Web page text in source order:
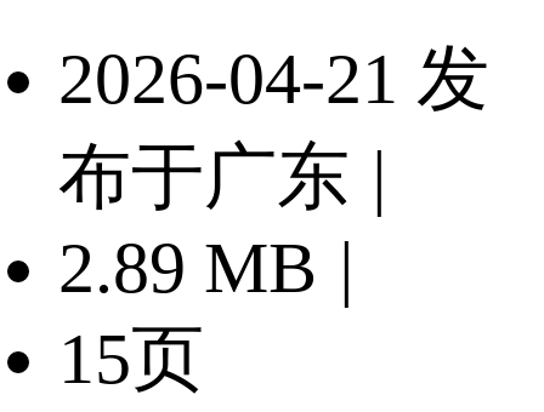
2026-04-21 发
布于广东 |
2.89 MB |
15页